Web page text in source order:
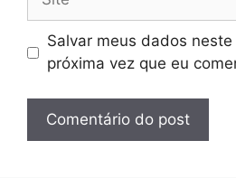
Salvar meus dados
próxima vez que eu